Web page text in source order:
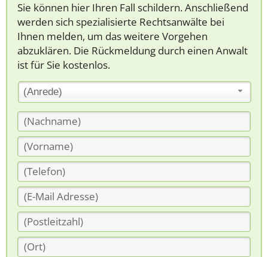
Sie können hier Ihren Fall schildern. Anschließend
werden sich spezialisierte Rechtsanwälte bei
Ihnen melden, um das weitere Vorgehen
abzuklären. Die Rückmeldung durch einen Anwalt
ist für Sie kostenlos.
(Anrede)